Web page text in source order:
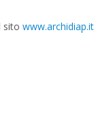
sito www.archidiap.it